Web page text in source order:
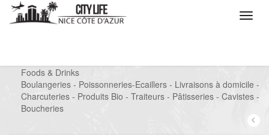
Foods & Drinks
/
Boulangeries - Poissonneries-Ecaillers - Livraisons à domicile -
Charcuteries - Produits Bio - Traiteurs - Pâtisseries - Cavistes -
Boucheries